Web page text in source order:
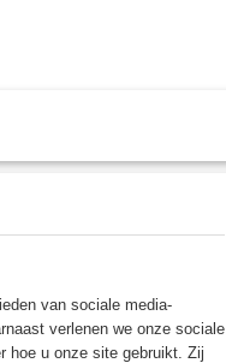
AGENDA
van sociale media-
verlenen we onze sociale
hoe u onze site gebruikt. Zij